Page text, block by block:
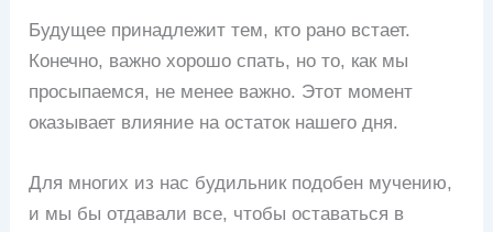
Будущее принадлежит тем, кто рано встает.
Конечно, важно хорошо спать, но то, как мы
просыпаемся, не менее важно. Этот момент
оказывает влияние на остаток нашего дня.
Для многих из нас будильник подобен мучению,
и мы бы отдавали все, чтобы оставаться в